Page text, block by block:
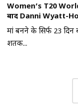
Women’s T20
बाद Danni Wyatt-
मां बनने के सिर्फ 23 दिन
शतक...